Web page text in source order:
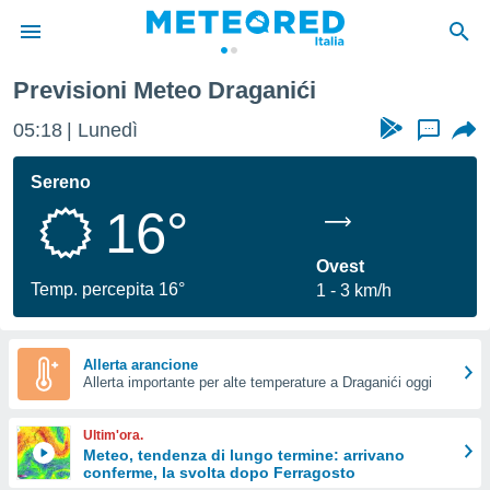
di
per
le
di
Web
le
Previsioni Meteo Draganići
05:18 Lunedì ...
Sereno
16°
Temp. percepita 16°
Ovest
1
3 km/h
Allerta arancione
Allerta importante per alte temperature a Draganići oggi
Ultim'ora.
Meteo, tendenza di lungo termine: arrivano
conferme, la svolta dopo Ferragosto